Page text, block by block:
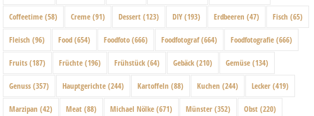
Coffeetime (58) Creme (91) Dessert (123) DIY (193) Erdbeeren (47) Fisch (65)
Fleisch (96) Food (654) Foodfoto (666) Foodfotograf(664) Foodfotografie (666)
Fruits (187) Früchte (196) Frühstück (64) Gebäck (210) Gemüse (134)
Genuss (357) Hauptgerichte (244) Kartoffeln (88) Kuchen (244) Lecker (419)
Marzipan (42) Meat (88) Michael Nölke (671) Münster (352) Obst (220)